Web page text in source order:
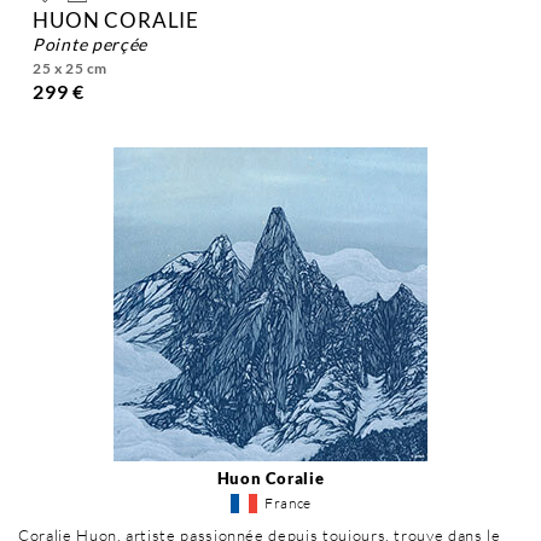
HUON CORALIE
pointe perçée
25 x 25 cm
299 €
Huon Coralie
France
Coralie Huon, artiste passionnée depuis toujours, trouve dans le